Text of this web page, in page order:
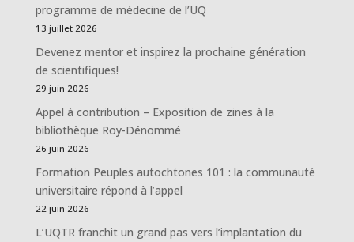
programme de médecine de l’UQ
13 juillet 2026
Devenez mentor et inspirez la prochaine génération
de scientifiques!
29 juin 2026
Appel à contribution – Exposition de zines à la
bibliothèque Roy-Dénommé
26 juin 2026
Formation Peuples autochtones 101 : la communauté
universitaire répond à l’appel
22 juin 2026
L’UQTR franchit un grand pas vers l’implantation du